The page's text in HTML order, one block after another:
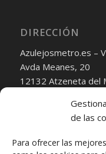
de las
Para ofrecer las
DIRECCIÓN
Azulejosmetro.es –
Avda Meanes, 20
12132 Atzeneta del
Correo Electrónico: